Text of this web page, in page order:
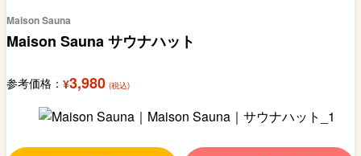
Maison Sauna
Maison Sauna サウナハット
参考価格： ¥3,980 (税込)